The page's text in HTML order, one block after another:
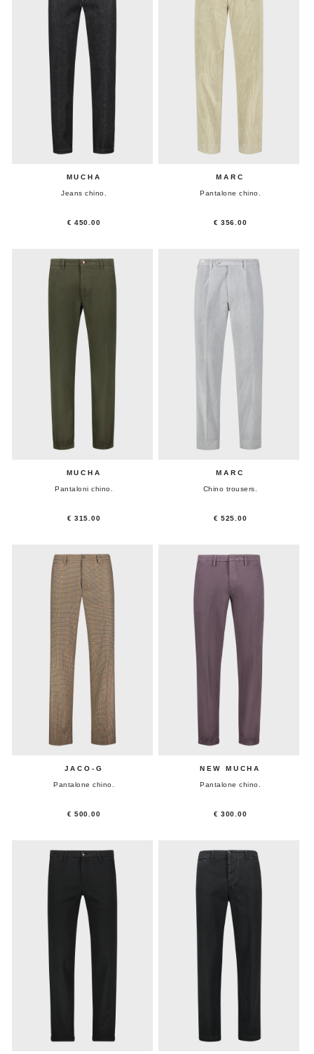
MUCHA
Jeans chino.
€ 450.00
MARC
Pantalone chino.
€ 356.00
MUCHA
Pantaloni chino.
€ 315.00
MARC
Chino trousers.
€ 525.00
JACO-G
Pantalone chino.
€ 500.00
NEW MUCHA
Pantalone chino.
€ 300.00